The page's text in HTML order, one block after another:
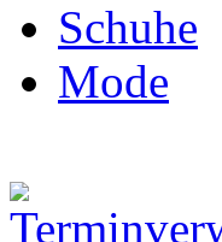
Schuhe
Mode